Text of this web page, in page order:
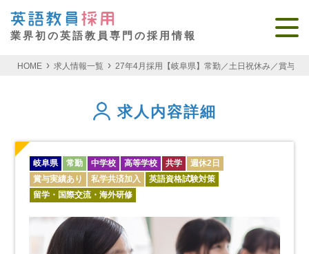
業界初の英語教員専門の採用情報
HOME 求人情報一覧 27年4月採用【岐阜県】常勤／土日祝休み／賞与4
求人内容詳細
岐阜県 常勤 中学校 高等学校 共学
週休2日
賞与実績あり
私学共済加入
英語資格試験対策
留学・国際交流・海外研修